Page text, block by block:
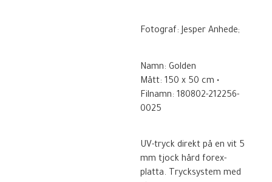
Fotograf: Jesper Anhede;
Namn: Golden
Mått: 150 x 50 cm •
Filnamn: 180802-212256-
0025
UV-tryck direkt på en vit 5
mm tjock hård forex-
platta. Trycksystem med